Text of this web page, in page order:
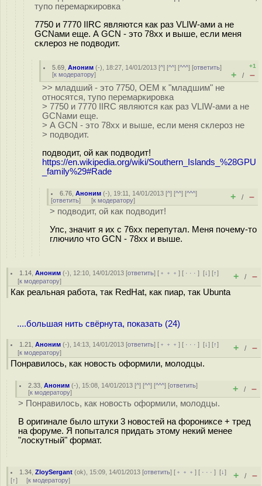
тупо перемаркировка
7750 и 7770 IIRC являются как раз VLIW-ами а не
GCNами еще. А GCN - это 78xx и выше, если меня
склероз не подводит.
5.69 ,Аноним (-), 18:27, 14/01/2013 [^] [^^] [^^^] [ответить]
[к модератору]
+1
+ / –
>> младший - это 7750, ОЕМ к "младшим" не
относятся, тупо перемаркировка
> 7750 и 7770 IIRC являются как раз VLIW-ами а не
GCNами еще.
> А GCN - это 78xx и выше, если меня склероз не
> подводит.
подводит, ой как подводит!
https://en.wikipedia.org/wiki/Southern_Islands_%28GPU
_family%29#Rade
6.76 ,Аноним (-), 19:11, 14/01/2013 [^] [^^] [^^^]
[ответить] [к модератору] + / –
> подводит, ой как подводит!
Упс, значит я их с 76хх перепутал. Меня почему-то
глючило что GCN - 78хх и выше.
1.14 ,Аноним (-), 12:10, 14/01/2013 [ответить] [ ﹢﹢﹢] [ · · ·][↓] [↑]
[к модератору] + / –
Как реальная работа, так RedHat, как пиар, так Ubunta
....большая нить свёрнута, показать (24)
1.21 ,Аноним (-), 14:13, 14/01/2013 [ответить] [ ﹢﹢﹢] [ · · ·][↓] [↑]
[к модератору] + / –
Понравилось, как новость оформили, молодцы.
2.33 ,Аноним (-), 15:08, 14/01/2013 [^] [^^] [^^^] [ответить]
[к модератору] + / –
> Понравилось, как новость оформили, молодцы.
В оригинале было штуки 3 новостей на форониксе + тред
на форуме. Я попытался придать этому некий менее
"лоскутный" формат.
1.34 ,ZloySergant (ok), 15:09, 14/01/2013 [ответить] [ ﹢﹢﹢] [ · · ·][↓]
[↑] [к модератору] + / –